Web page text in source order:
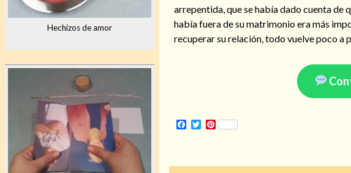
Hechizos de amor
arrepentida, que se había dado cuenta de
había fuera de su matrimonio era más
recuperar su relación, todo vuelve poco a
Facebook
Twitter
Pinterest